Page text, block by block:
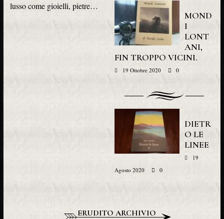
lusso come gioielli, pietre…
MOND
I
LONT
ANI,
FIN TROPPO VICINI.
19 Ottobre 2020 0
DIETR
O LE
LINEE
19
Agosto 2020
0
ERUDITO ARCHIVIO